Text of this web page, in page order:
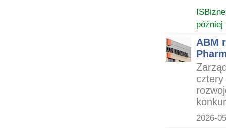
później
ABM
cztery
2026-